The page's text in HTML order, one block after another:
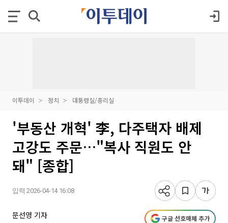
이투데이 정치 대통령실/총리실
'부동산 개혁' 李, 다주택자 배제
고강도 주문…"복사 직원도 안
돼" [종합]
입력 2026-04-14 16:08
문선영 기자 구글 선호매체 추가